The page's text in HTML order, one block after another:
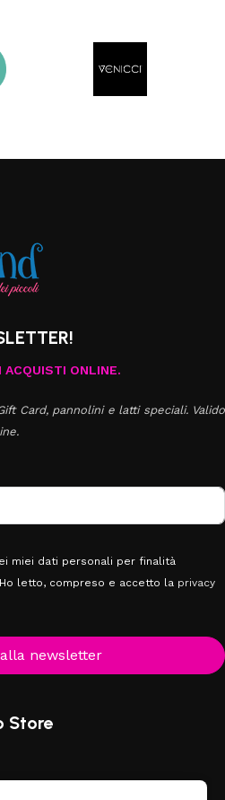
ONLINE.
Card, pannolini e latti speciali. Valido
miei dati personali per finalità
letto, compreso e accetto la privacy
newsletter
Store